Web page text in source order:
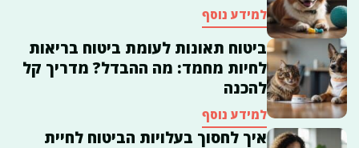
למידע נוסף
ביטוח תאונות לעומת ביטוח בריאות
לחיות מחמד: מה ההבדל? מדריך קל
להכנה
למידע נוסף
איך לחסוך בעלויות הביטוח לחיית